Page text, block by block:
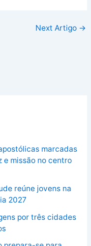
Next Artigo →
marcadas
e missão no centro
reúne jovens na
2027
por três cidades